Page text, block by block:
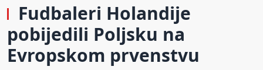
Fudbaleri Holandije
pobijedili Poljsku na
Evropskom prvenstvu